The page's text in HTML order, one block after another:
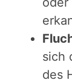
sich
des